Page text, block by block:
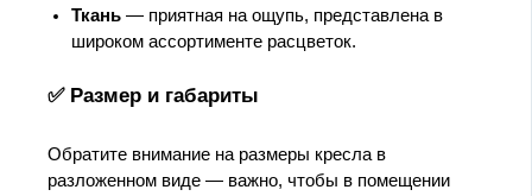
Ткань— приятная на ощупь, представлена в
широком ассортименте расцветок.
✅ Размер и габариты
Обратите внимание на размеры кресла в
разложенном виде — важно, чтобы в помещении